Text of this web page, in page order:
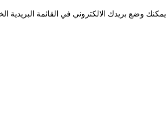
يمكنك وضع بريدك الالكتروني في القائمة